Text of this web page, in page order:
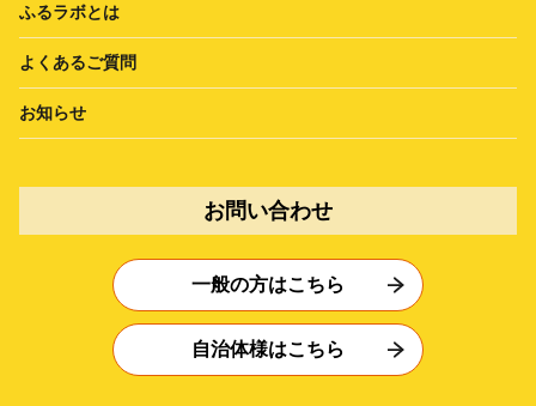
ふるラボとは
よくあるご質問
お知らせ
お問い合わせ
一般の方はこちら
自治体様はこちら